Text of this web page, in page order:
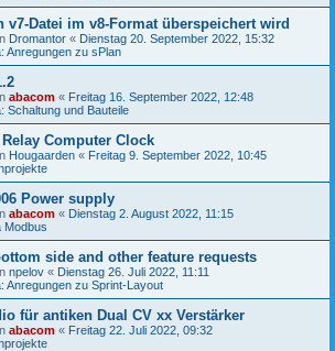
v7-Datei im v8-Format überspeichert wird
Dromantor « Dienstag 20. September 2022, 15:32
Anregungen zu sPlan
abacom « Freitag 16. September 2022, 12:48
Schaltung und Bauteile
Computer Clock
Hougaarden « Freitag 9. September 2022, 10:45
Power supply
abacom « Dienstag 2. August 2022, 11:15
Modbus
side and other feature requests
npelov « Dienstag 26. Juli 2022, 11:11
Anregungen zu Sprint-Layout
für antiken Dual CV xx Verstärker
abacom « Freitag 22. Juli 2022, 09:32